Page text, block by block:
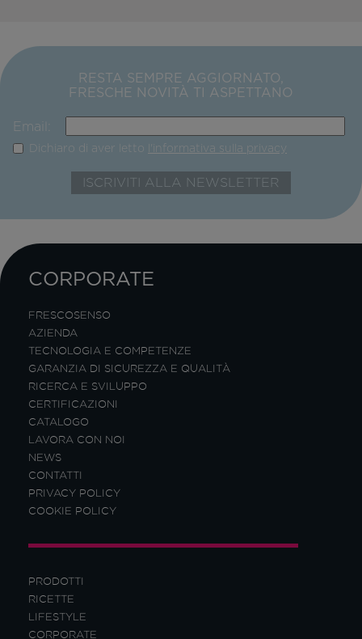
RESTA SEMPRE AGGIORNATO,
FRESCHE NOVITÀ TI ASPETTANO
Email:
Dichiaro di aver letto l'informativa sulla privacy
PRODOTTI
RICETTE
LIFESTYLE
CORPORATE
CORPORATE
FRESCOSENSO
AZIENDA
TECNOLOGIA E COMPETENZE
GARANZIA DI SICUREZZA E QUALITÀ
RICERCA E SVILUPPO
CERTIFICAZIONI
CATALOGO
LAVORA CON NOI
NEWS
CONTATTI
PRIVACY POLICY
COOKIE POLICY